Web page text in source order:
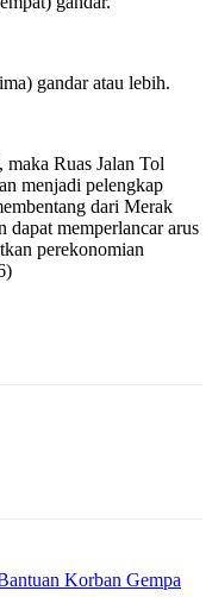
gandar atau lebih.
Ruas Jalan Tol
menjadi pelengkap
dari Merak
memperlancar arus
perekonomian
Korban Gempa